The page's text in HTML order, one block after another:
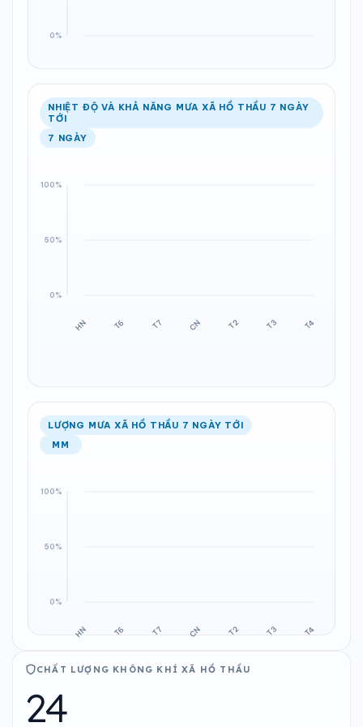
NHIỆT ĐỘ VÀ KHẢ NĂNG MƯA XÃ HỒ THẦU 7 NGÀY
TỚI
7 NGÀY
LƯỢNG MƯA XÃ HỒ THẦU 7 NGÀY TỚI
MM
CHẤT LƯỢNG KHÔNG KHÍ XÃ HỒ THẦU
24